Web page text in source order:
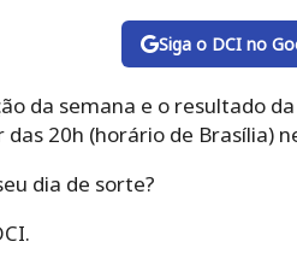
Siga o DCI no
da semana e o resultado
20h (horário de Brasília)
dia de sorte?